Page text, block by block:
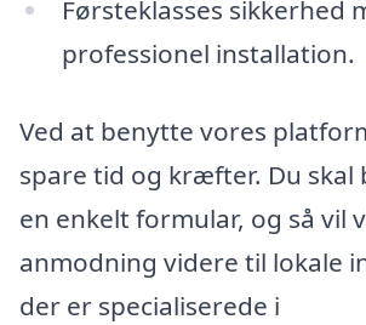
Førsteklasses sikkerhed
professionel installation.
Ved at benytte vores
spare tid og kræfter. Du skal
en enkelt formular, og så vil
anmodning videre til lokale
der er specialiserede i